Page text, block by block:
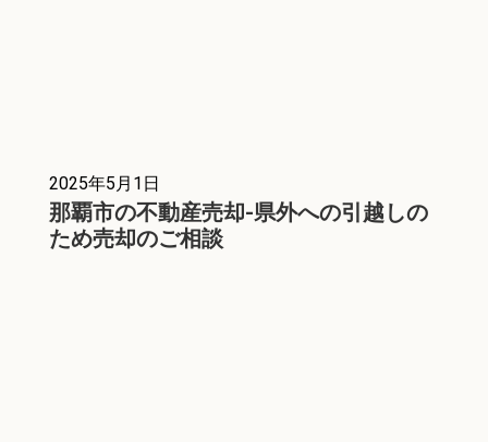
2025年5月1日
那覇市の不動産売却-県外への引越しの
ため売却のご相談